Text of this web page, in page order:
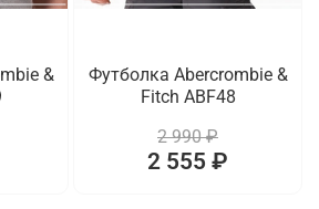
&
Футболка Abercrombie &
Fitch ABF48
2 990 ₽
2 555 ₽